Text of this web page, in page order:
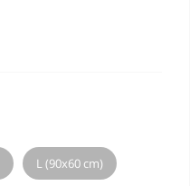
L (90x60 cm)